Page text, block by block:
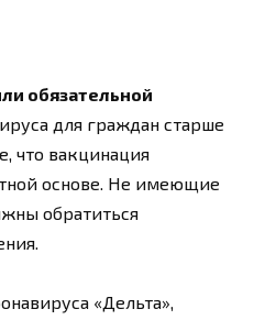
обязательной
для граждан старше
что вакцинация
основе. Не имеющие
обратиться
«Дельта»,